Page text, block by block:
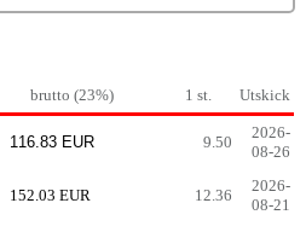
brutto (23%) 1 st. Utskick
9.50
2026-
08-26
152.03 EUR 12.36
2026-
08-21